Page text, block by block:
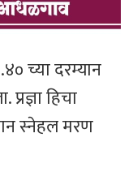
च्या दरम्यान
हिचा
स्नेहल मरण